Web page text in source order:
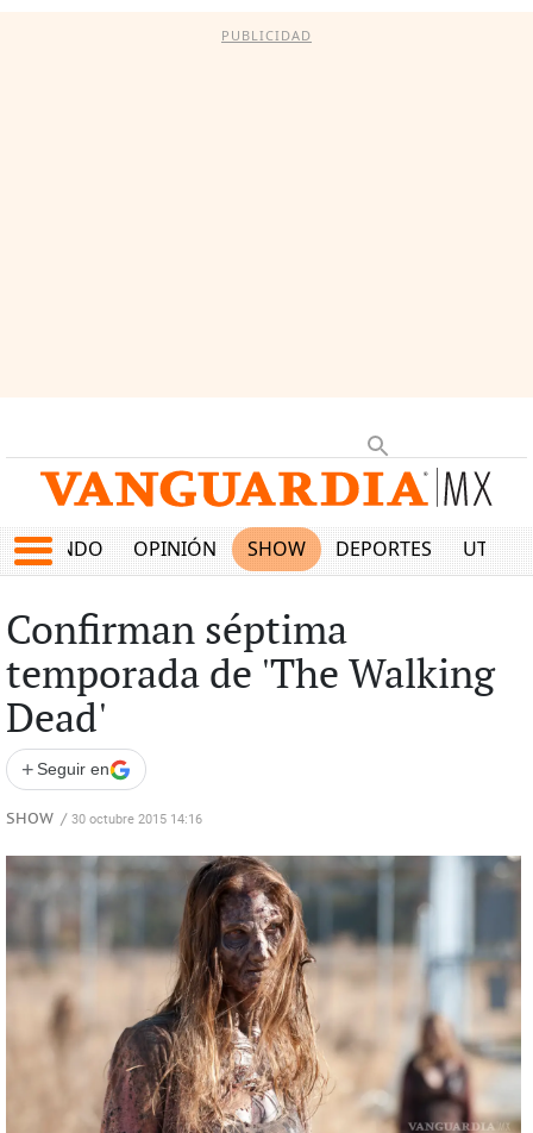
PUBLICIDAD
MUNDO OPINIÓN SHOW DEPORTES
Confirman séptima
temporada de 'The Walking
Dead'
+ Seguir en
SHOW / 30 octubre 2015 14:16